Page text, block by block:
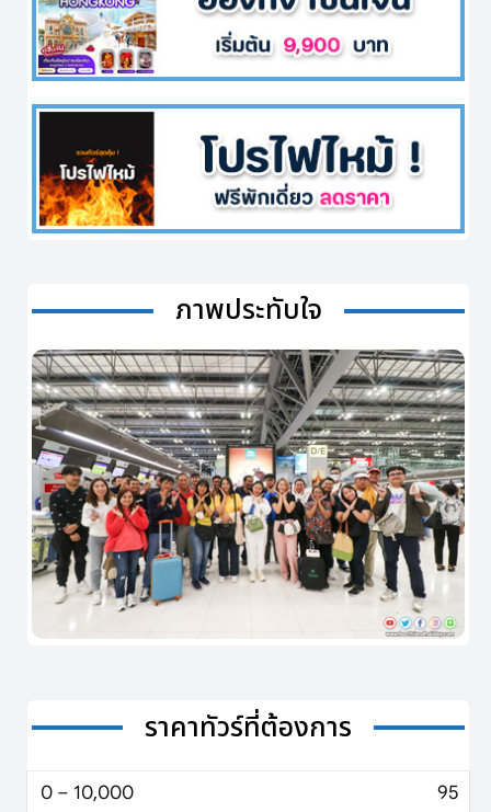
ภาพประทับใจ
ราคาทัวร์ที่ต้องการ
0 – 10,000
95